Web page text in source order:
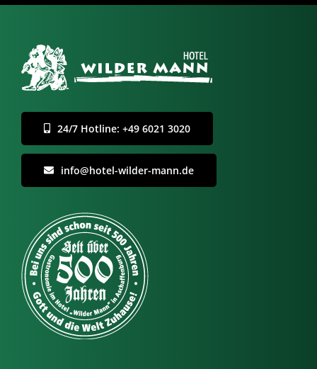
24/7 Hotline: +49 6021 3020
info@hotel-wilder-mann.de